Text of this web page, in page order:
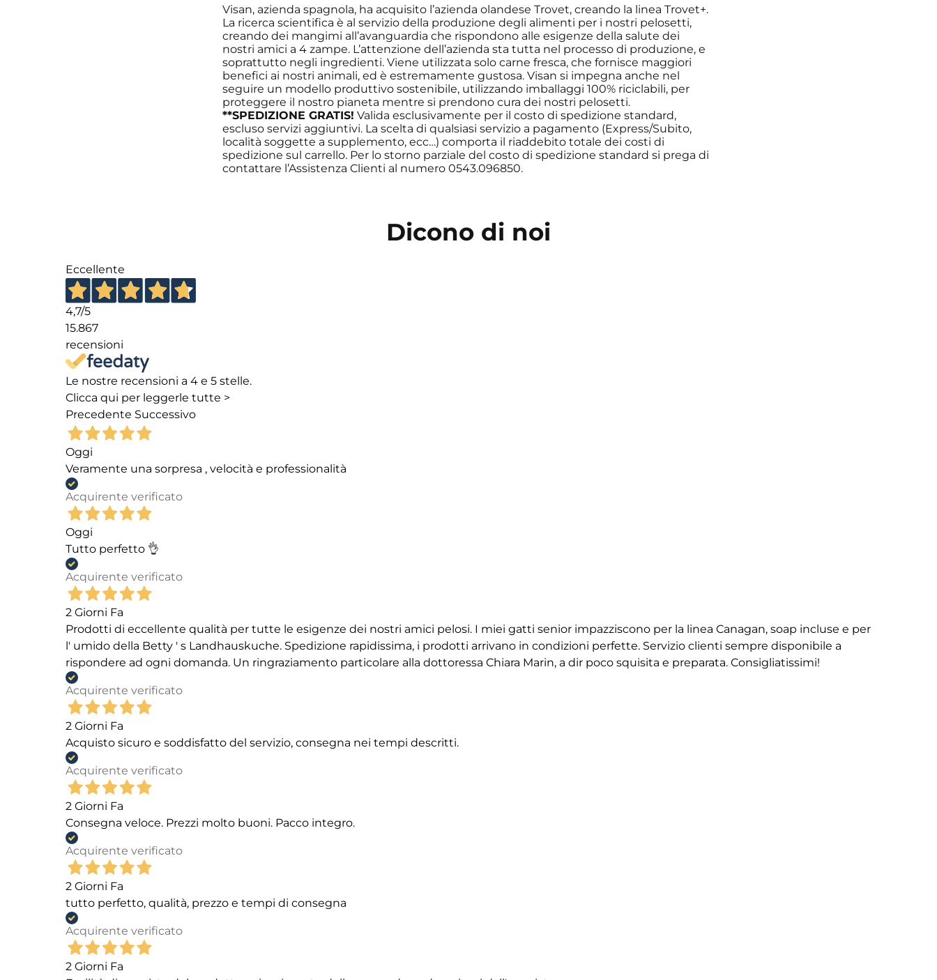
Visan, azienda spagnola, ha acquisito l’azienda olandese Trovet, creando la linea Trovet+.
La ricerca scientifica è al servizio della produzione degli alimenti per i nostri pelosetti,
creando dei mangimi all’avanguardia che rispondono alle esigenze della salute dei
nostri amici a 4 zampe. L’attenzione dell’azienda sta tutta nel processo di produzione, e
soprattutto negli ingredienti. Viene utilizzata solo carne fresca, che fornisce maggiori
benefici ai nostri animali, ed è estremamente gustosa. Visan si impegna anche nel
seguire un modello produttivo sostenibile, utilizzando imballaggi 100% riciclabili, per
proteggere il nostro pianeta mentre si prendono cura dei nostri pelosetti.
**SPEDIZIONE GRATIS! Valida esclusivamente per il costo di spedizione standard,
escluso servizi aggiuntivi. La scelta di qualsiasi servizio a pagamento (Express/Subito,
località soggette a supplemento, ecc…) comporta il riaddebito totale dei costi di
spedizione sul carrello. Per lo storno parziale del costo di spedizione standard si prega di
contattare l’Assistenza Clienti al numero 0543.096850.
Dicono di noi
Eccellente
4,7/5
15.867
recensioni
Le nostre recensioni a 4 e 5 stelle.
Clicca qui per leggerle tutte >
Precedente Successivo
Oggi
Veramente una sorpresa , velocità e professionalità
Acquirente verificato
Oggi
Tutto perfetto 👌
Acquirente verificato
2 Giorni Fa
Prodotti di eccellente qualità per tutte le esigenze dei nostri amici pelosi. I miei gatti senior impazziscono per la linea Canagan, soap incluse e per
l' umido della Betty ' s Landhauskuche. Spedizione rapidissima, i prodotti arrivano in condizioni perfette. Servizio clienti sempre disponibile a
rispondere ad ogni domanda. Un ringraziamento particolare alla dottoressa Chiara Marin, a dir poco squisita e preparata. Consigliatissimi!
Acquirente verificato
2 Giorni Fa
Acquisto sicuro e soddisfatto del servizio, consegna nei tempi descritti.
Acquirente verificato
2 Giorni Fa
Consegna veloce. Prezzi molto buoni. Pacco integro.
Acquirente verificato
2 Giorni Fa
tutto perfetto, qualità, prezzo e tempi di consegna
Acquirente verificato
2 Giorni Fa